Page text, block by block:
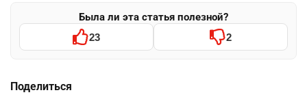
Была ли эта статья полезной?
23 2
Поделиться